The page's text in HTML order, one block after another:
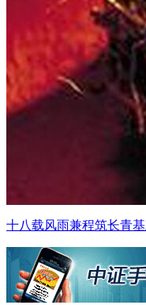
十八载风雨兼程筑长青